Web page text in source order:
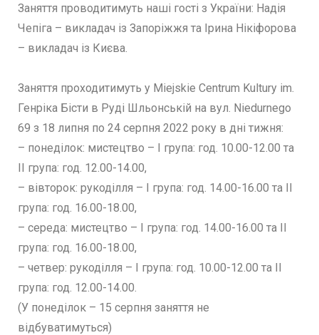
Заняття проводитимуть наші гості з України: Надія
Чепіга – викладач із Запоріжжя та Ірина Нікіфорова
– викладач із Києва.
Заняття проходитимуть у Miejskie Centrum Kultury im.
Генріка Бісти в Руді Шльонській на вул. Niedurnego
69 з 18 липня по 24 серпня 2022 року в дні тижня:
– понеділок: мистецтво – І група: год. 10.00-12.00 та
ІІ група: год. 12.00-14.00,
– вівторок: рукоділля – І група: год. 14.00-16.00 та ІІ
група: год. 16.00-18.00,
– середа: мистецтво – І група: год. 14.00-16.00 та ІІ
група: год. 16.00-18.00,
– четвер: рукоділля – І група: год. 10.00-12.00 та ІІ
група: год. 12.00-14.00.
(У понеділок – 15 серпня заняття не
відбуватимуться)